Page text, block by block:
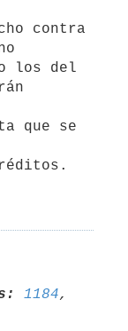
contra
los del
que se
1184